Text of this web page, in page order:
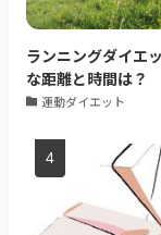
ランニングダイエ
な距離と時間は？
運動ダイエット